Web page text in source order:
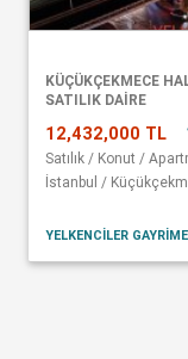
KÜÇÜKÇEKMECE
SATILIK DAİRE
12,432,000 TL
Satılık / Konut /
İstanbul /
YELKENCİLER